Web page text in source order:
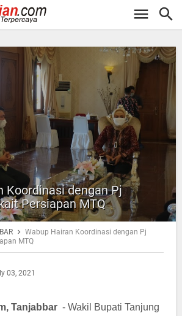
Koordinasi dengan Pj
Persiapan MTQ
Wabup Hairan Koordinasi dengan Pj
MTQ
03, 2021
Tanjabbar - Wakil Bupati Tanjung